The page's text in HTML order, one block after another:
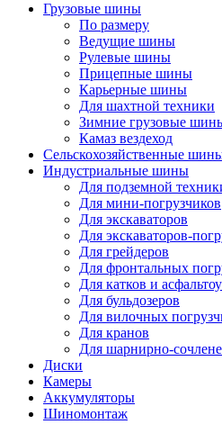
Грузовые шины
По размеру
Ведущие шины
Рулевые шины
Прицепные шины
Карьерные шины
Для шахтной техники
Зимние грузовые
Камаз вездеход
Сельскохозяйственные
Индустриальные шины
Для подземной
Для мини-погрузчиков
Для экскаваторов
Для экскаваторов-
Для грейдеров
Для фронтальных
Для катков и
Для бульдозеров
Для вилочных
Для кранов
Для шарнирно-
Диски
Камеры
Аккумуляторы
Шиномонтаж